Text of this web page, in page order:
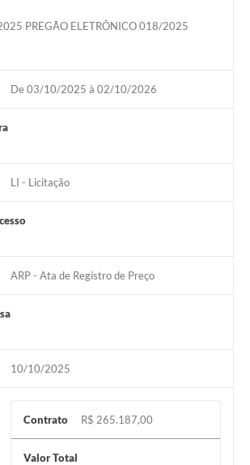
PREGÃO ELETRÔNICO 018/2025
De 03/10/2025 à 02/10/2026
LI - Licitação
ARP - Ata de Registro de Preço
10/10/2025
Contrato
R$ 265.187,00
Valor Total